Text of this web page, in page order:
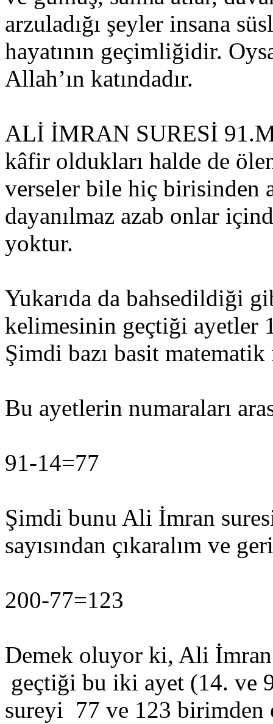
arzuladığı şeyler insana
hayatının geçimliğidir.
Allah’ın katındadır.
ALİ İMRAN SURESİ
kâfir oldukları halde de
verseler bile hiç birisinden
dayanılmaz azab onlar
yoktur.
Yukarıda da bahsedildiği
kelimesinin geçtiği ayetler
Şimdi bazı basit
Bu ayetlerin numaraları
91-14=77
Şimdi bunu Ali İmran
sayısından çıkaralım ve
200-77=123
Demek oluyor ki, Ali
geçtiği bu iki ayet (14. ve
sureyi 77 ve 123 birimden